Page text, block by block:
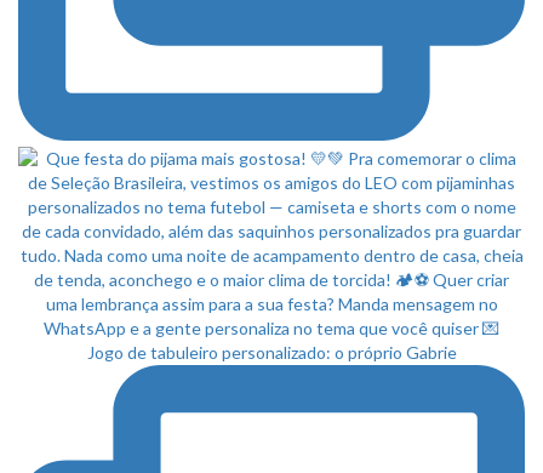
Jogo de tabuleiro personalizado: o próprio Gabrie